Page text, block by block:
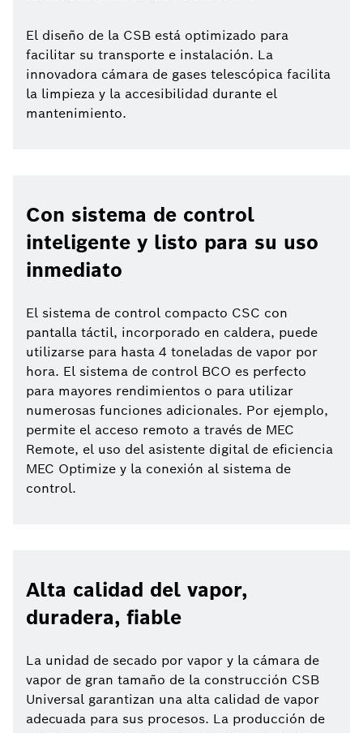
El diseño de la CSB está optimizado para
facilitar su transporte e instalación. La
innovadora cámara de gases telescópica facilita
la limpieza y la accesibilidad durante el
mantenimiento.
Con sistema de control
inteligente y listo para su uso
inmediato
El sistema de control compacto CSC con
pantalla táctil, incorporado en caldera, puede
utilizarse para hasta 4 toneladas de vapor por
hora. El sistema de control BCO es perfecto
para mayores rendimientos o para utilizar
numerosas funciones adicionales. Por ejemplo,
permite el acceso remoto a través de MEC
Remote, el uso del asistente digital de eficiencia
MEC Optimize y la conexión al sistema de
control.
Alta calidad del vapor,
duradera, fiable
La unidad de secado por vapor y la cámara de
vapor de gran tamaño de la construcción CSB
Universal garantizan una alta calidad de vapor
adecuada para sus procesos. La producción de